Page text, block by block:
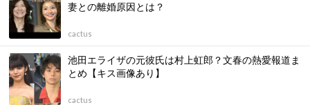
妻との離婚原因とは？
cactus
池田エライザの元彼氏は村上虹郎？文春の熱愛報道ま
とめ【キス画像あり】
cactus